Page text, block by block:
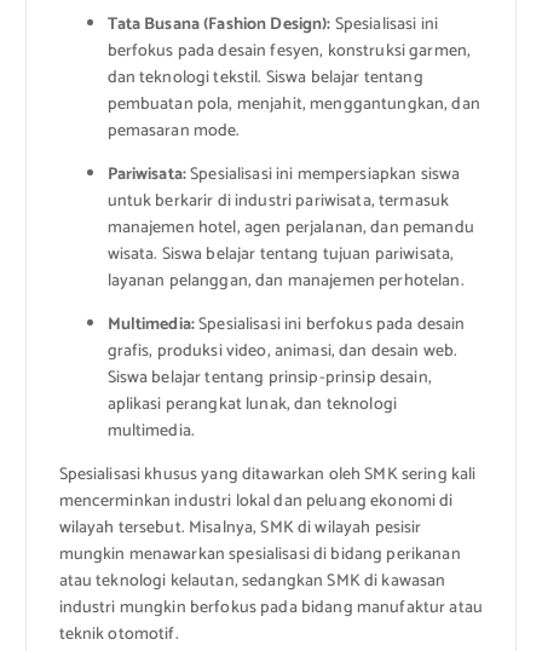
Tata Busana (Fashion Design):Spesialisasi ini
berfokus pada desain fesyen, konstruksi garmen,
dan teknologi tekstil. Siswa belajar tentang
pembuatan pola, menjahit, menggantungkan, dan
pemasaran mode.
Pariwisata:Spesialisasi ini mempersiapkan siswa
untuk berkarir di industri pariwisata, termasuk
manajemen hotel, agen perjalanan, dan pemandu
wisata. Siswa belajar tentang tujuan pariwisata,
layanan pelanggan, dan manajemen perhotelan.
Multimedia:Spesialisasi ini berfokus pada desain
grafis, produksi video, animasi, dan desain web.
Siswa belajar tentang prinsip-prinsip desain,
aplikasi perangkat lunak, dan teknologi
multimedia.
Spesialisasi khusus yang ditawarkan oleh SMK sering kali
mencerminkan industri lokal dan peluang ekonomi di
wilayah tersebut. Misalnya, SMK di wilayah pesisir
mungkin menawarkan spesialisasi di bidang perikanan
atau teknologi kelautan, sedangkan SMK di kawasan
industri mungkin berfokus pada bidang manufaktur atau
teknik otomotif.